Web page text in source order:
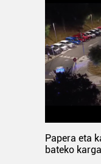
Papera eta
bateko